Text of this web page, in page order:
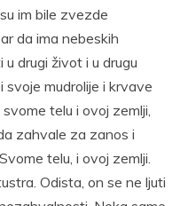
im bile zvezde
da ima nebeskih
drugi život i u drugu
svoje mudrolije i krvave
telu i ovoj zemlji,
zahvale za zanos i
telu, i ovoj zemlji.
Odista, on se ne ljuti